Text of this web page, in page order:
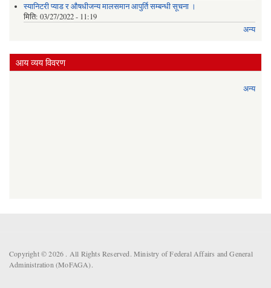
स्यानिटरी प्याड र ‌औषधीजन्य मालसमान आपुर्ति सम्बन्धी सूचना ।
मिति: 03/27/2022 - 11:19
अन्य
आय व्यय विवरण
अन्य
Copyright © 2026 . All Rights Reserved. Ministry of Federal Affairs and General
Administration (MoFAGA).